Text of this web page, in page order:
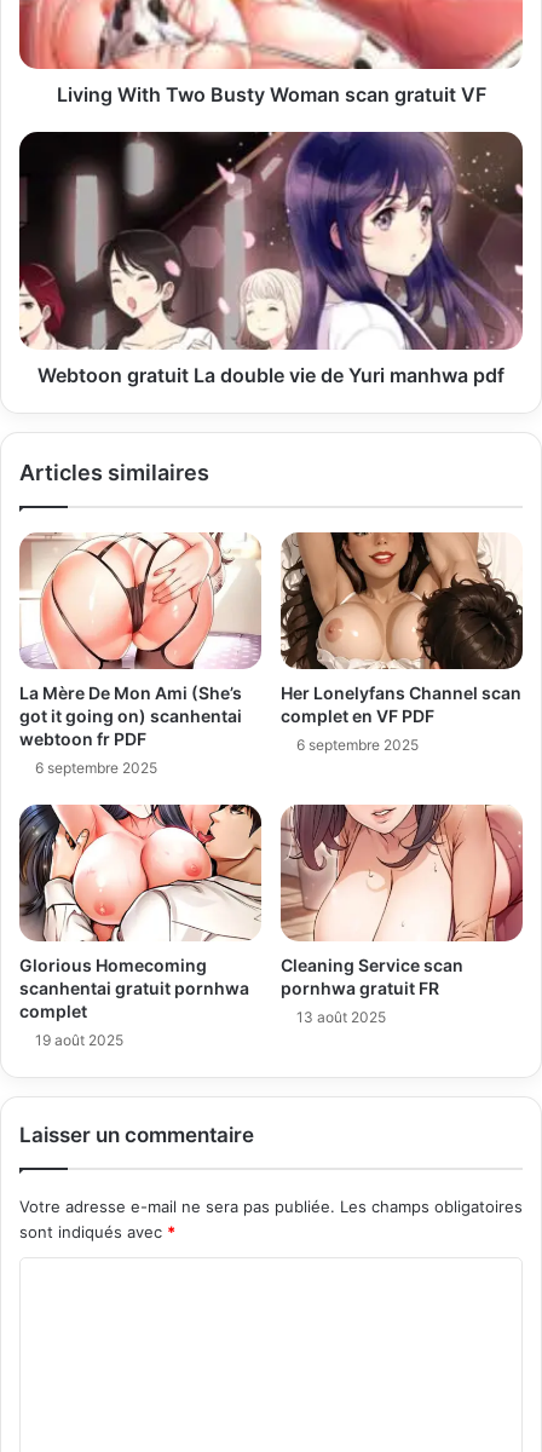
s
E
i
Living With Two Busty Woman scan gratuit VF
Webtoon gratuit La double vie de Yuri manhwa pdf
Articles similaires
La Mère De Mon Ami (She’s
got it going on) scanhentai
webtoon fr PDF
6 septembre 2025
Her Lonelyfans Channel scan
complet en VF PDF
6 septembre 2025
Glorious Homecoming
scanhentai gratuit pornhwa
complet
19 août 2025
Cleaning Service scan
pornhwa gratuit FR
13 août 2025
Laisser un commentaire
Votre adresse e-mail ne sera pas publiée. Les champs obligatoires
sont indiqués avec *